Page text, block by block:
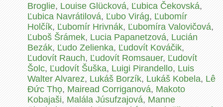
Broglie,Louise Glücková,Ľubica Čekovská,
Ľubica Navrátilová,Ľubo Virág,Ľubomír
Holčík,Ľubomír Hrivnák,Ľubomíra Valovičová,
Ľuboš Šrámek,Lucia Papanetzová,Lucián
Bezák,Ľudo Zelienka,Ľudovít Kováčik,
Ľudovít Rauch,Ľudovít Romsauer,Ľudovít
Šolc,Ľudovít Šuška,Luigi Pirandello,Luis
Walter Alvarez,Lukáš Borzík,Lukáš Kobela,Lê
Ðức Thọ,Mairead Corriganová,Makoto
Kobajaši,Malála Júsufzajová,Manne